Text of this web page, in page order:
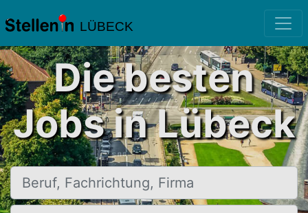
LÜBECK
Die besten
Jobs in Lübeck
Beruf, Fachrichtung, Firma